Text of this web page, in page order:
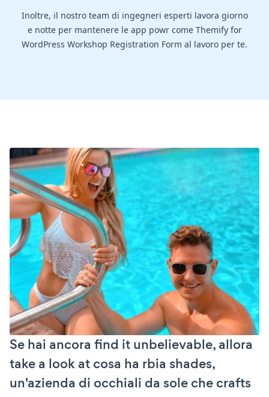
Inoltre, il nostro team di ingegneri esperti lavora giorno
e notte per mantenere le app powr come Themify for
WordPress Workshop Registration Form al lavoro per te.
Se hai ancora find it unbelievable, allora
take a look at cosa ha rbia shades,
un'azienda di occhiali da sole che crafts